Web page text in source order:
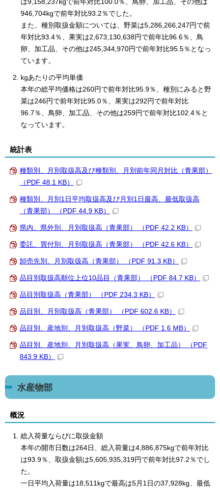
は9,158,237kgで前年対比100.0％、鳥卵、加工品、その他は
946,704kgで前年対比93.2％でした。
また、種別取扱金額については、野菜は5,286,266,247円で前
年対比93.4％、果実は2,673,130,638円で前年比96.6％、鳥
卵、加工品、その他は245,344,970円で前年対比95.5％となっ
ています。
kgあたりの平均単価
本年の総平均価格は260円で前年対比95.9％、種別にみると野
菜は246円で前年対比95.0％、果実は292円で前年対比
96.7％、鳥卵、加工品、その他は259円で前年対比102.4％と
なっています。
統計表
種類別、月別取扱高及び種類別、月別前年同月対比（青果部）
（PDF 48.1 KB）
種類別、月別1日平均取扱高及び月別1日最高、最低取扱高
（青果部） （PDF 44.9 KB）
県内、県外別、月別取扱高（青果部） （PDF 42.2 KB）
委託、買付別、月別取扱高（青果部） （PDF 42.6 KB）
卸売先別、月別取扱高（青果部） （PDF 91.3 KB）
品目別取扱高順位上位10品目（青果部） （PDF 84.7 KB）
品目別取扱高（青果部） （PDF 234.3 KB）
品目別、月別取扱高（青果部） （PDF 602.6 KB）
品目別、産地別、月別取扱高（野菜） （PDF 1.6 MB）
品目別、産地別、月別取扱高（果実、鳥卵、加工品） （PDF
843.9 KB）
水産物部
概況
総入荷量ならびに取扱金額
本年の開市日数は264日、総入荷量は4,886,875kgで前年対比
は93.9％、取扱金額は5,605,935,319円で前年対比97.2％でし
た。
一日平均入荷量は18,511kgで最高は5月1日の37,928kg、最低